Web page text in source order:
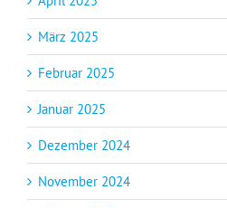
März 2025
Februar 2025
Januar 2025
Dezember 2024
November 2024